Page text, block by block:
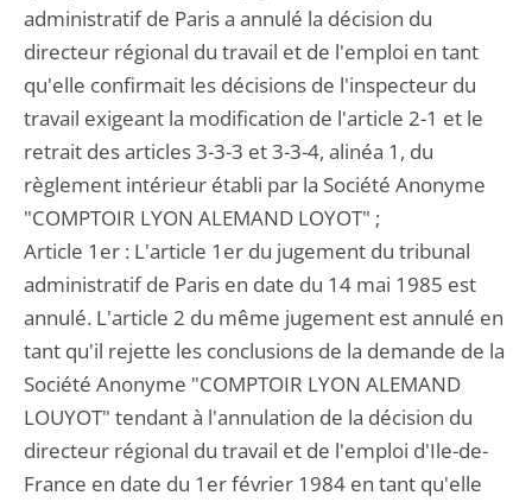
administratif de Paris a annulé la décision du
directeur régional du travail et de l'emploi en tant
qu'elle confirmait les décisions de l'inspecteur du
travail exigeant la modification de l'article 2-1 et le
retrait des articles 3-3-3 et 3-3-4, alinéa 1, du
règlement intérieur établi par la Société Anonyme
"COMPTOIR LYON ALEMAND LOYOT" ;
Article 1er : L'article 1er du jugement du tribunal
administratif de Paris en date du 14 mai 1985 est
annulé. L'article 2 du même jugement est annulé en
tant qu'il rejette les conclusions de la demande de la
Société Anonyme "COMPTOIR LYON ALEMAND
LOUYOT" tendant à l'annulation de la décision du
directeur régional du travail et de l'emploi d'Ile-de-
France en date du 1er février 1984 en tant qu'elle